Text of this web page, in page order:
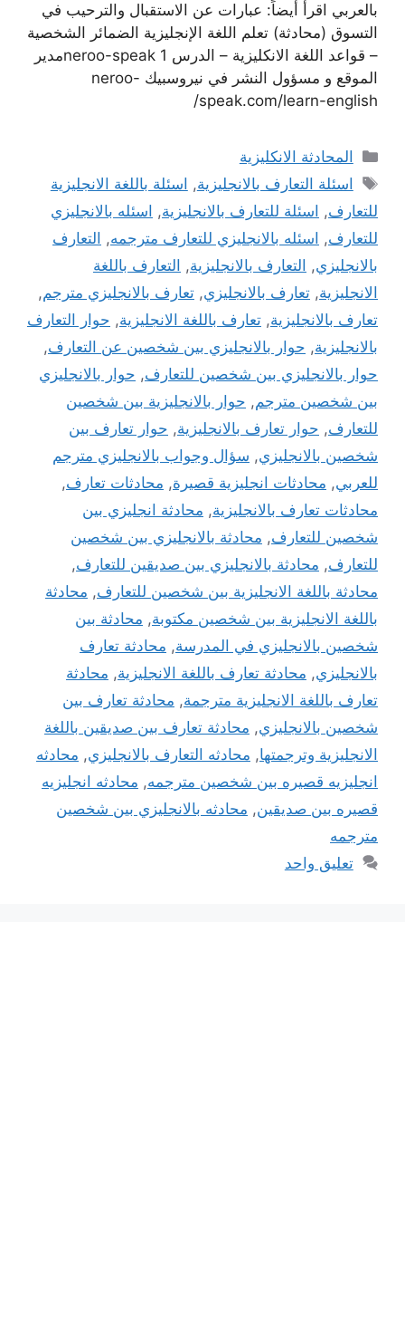
بالعربي اقرأ أيضاً: عبارات عن الاستقبال والترحيب في
التسوق (محادثة) تعلم اللغة الإنجليزية الضمائر الشخصية
– قواعد اللغة الانكليزية – الدرس 1 neroo-speakمدير
الموقع و مسؤول النشر في نيروسبيك neroo-
speak.com/learn-english/
التصنيفات
المحادثة الانكليزية
الوسوم
اسئلة التعارف بالانجليزية, اسئلة باللغة الانجليزية
للتعارف, اسئلة للتعارف بالانجليزية, اسئله بالانجليزي
للتعارف, اسئله بالانجليزي للتعارف مترجمه, التعارف
بالانجليزي, التعارف بالانجليزية, التعارف باللغة
الانجليزية, تعارف بالانجليزي, تعارف بالانجليزي مترجم,
تعارف بالانجليزية, تعارف باللغة الانجليزية, حوار التعارف
بالانجليزية, حوار بالانجليزي بين شخصين عن التعارف,
حوار بالانجليزي بين شخصين للتعارف, حوار بالانجليزي
بين شخصين مترجم, حوار بالانجليزية بين شخصين
للتعارف, حوار تعارف بالانجليزية, حوار تعارف بين
شخصين بالانجليزي, سؤال وجواب بالانجليزي مترجم
للعربي, محادثات انجليزية قصيرة, محادثات تعارف,
محادثات تعارف بالانجليزية, محادثة انجليزي بين
شخصين للتعارف, محادثة بالانجليزي بين شخصين
للتعارف, محادثة بالانجليزي بين صديقين للتعارف,
محادثة باللغة الانجليزية بين شخصين للتعارف, محادثة
باللغة الانجليزية بين شخصين مكتوبة, محادثة بين
شخصين بالانجليزي في المدرسة, محادثة تعارف
بالانجليزي, محادثة تعارف باللغة الانجليزية, محادثة
تعارف باللغة الانجليزية مترجمة, محادثة تعارف بين
شخصين بالانجليزي, محادثة تعارف بين صديقين باللغة
الانجليزية وترجمتها, محادثه التعارف بالانجليزي, محادثه
انجليزيه قصيره بين شخصين مترجمه, محادثه انجليزيه
قصيره بين صديقين, محادثه بالانجليزي بين شخصين
مترجمه
تعليق واحد